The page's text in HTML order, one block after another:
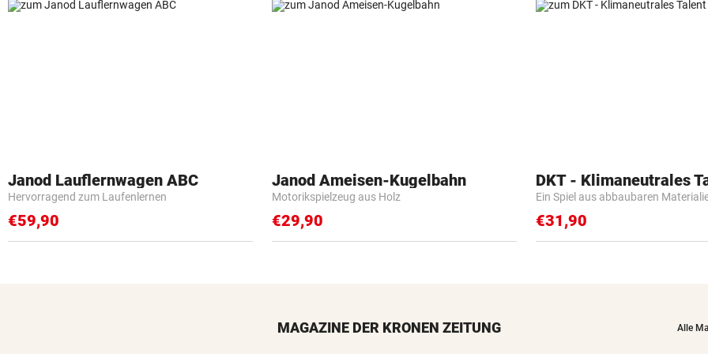
Janod Lauflernwagen ABC
Hervorragend zum Laufenlernen
€59,90
Janod Ameisen-Kugelbahn
Motorikspielzeug aus Holz
€29,90
DKT - Klimaneutrales
Ein Spiel aus abbaubaren
€31,90
MAGAZINE DER KRONEN ZEITUNG Alle